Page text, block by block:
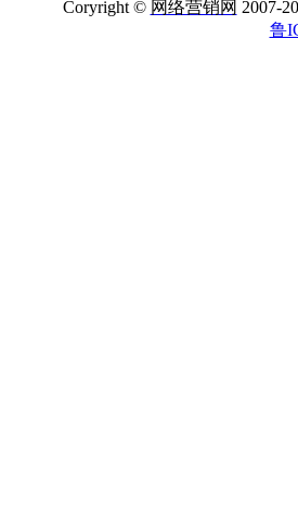
Coryright © 网络营销网 2007-
鲁